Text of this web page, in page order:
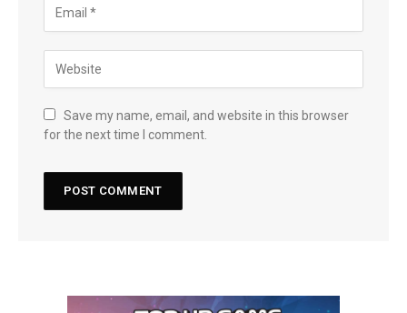
Save my name, email, and website in this browser
for the next time I comment.